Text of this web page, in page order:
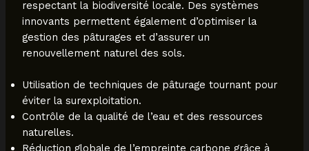
respectant la biodiversité locale. Des systèmes
innovants permettent également d’optimiser la
gestion des pâturages et d’assurer un
renouvellement naturel des sols.
Utilisation de techniques de pâturage tournant pour
éviter la surexploitation.
Contrôle de la qualité de l’eau et des ressources
naturelles.
Réduction globale de l’empreinte carbone grâce à